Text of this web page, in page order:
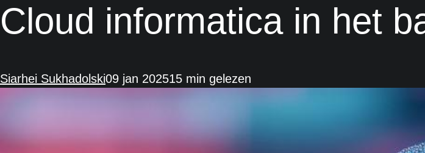
Cloud informatica in het
Siarhei Sukhadolski09 jan 202515 min gelezen